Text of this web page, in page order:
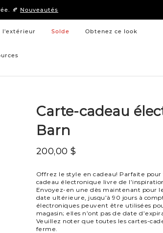
🍂 Nouveautés
à coucher
🍂 Nouveautés
l'extérieur Solde Obtenez ce look
Carte-cadeau
Barn
200,00 $
Offrez le style en cadeau! Parfaite pour
cadeau électronique livre de
Envoyez-en une dès maintenant pour
date ultérieure, jusqu’à 90 jours à
électroniques peuvent être utilisées
magasin; elles n’ont pas de date
Veuillez noter que toutes les cartes-
ferme.